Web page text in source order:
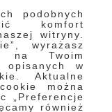
podobnych
komfort
witryny.
wyrażasz
na Twoim
opisanych w
Aktualne
można
„Preferencje
również